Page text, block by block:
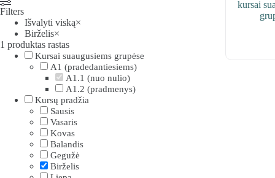
Filters
Išvalyti viską×
Birželis×
1 produktas rastas
Kursai suaugusiems grupėse
A1 (pradedantiesiems)
A1.1 (nuo nulio)
A1.2 (pradmenys)
Kursų pradžia
Sausis
Vasaris
Kovas
Balandis
Gegužė
Birželis